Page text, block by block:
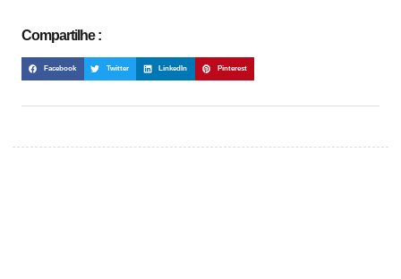
Compartilhe :
Facebook Twitter LinkedIn Pinterest